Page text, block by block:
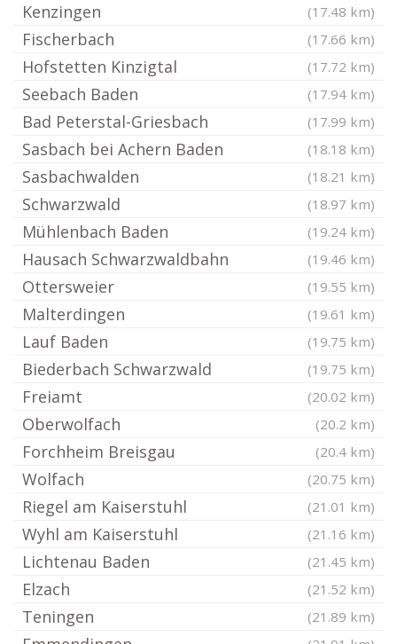
Kenzingen (17.48 km)
Fischerbach (17.66 km)
Hofstetten Kinzigtal (17.72 km)
Seebach Baden (17.94 km)
Bad Peterstal-Griesbach (17.99 km)
Sasbach bei Achern Baden (18.18 km)
Sasbachwalden (18.21 km)
Schwarzwald (18.97 km)
Mühlenbach Baden (19.24 km)
Hausach Schwarzwaldbahn (19.46 km)
Ottersweier (19.55 km)
Malterdingen (19.61 km)
Lauf Baden (19.75 km)
Biederbach Schwarzwald (19.75 km)
Freiamt (20.02 km)
Oberwolfach (20.2 km)
Forchheim Breisgau (20.4 km)
Wolfach (20.75 km)
Riegel am Kaiserstuhl (21.01 km)
Wyhl am Kaiserstuhl (21.16 km)
Lichtenau Baden (21.45 km)
Elzach (21.52 km)
Teningen (21.89 km)